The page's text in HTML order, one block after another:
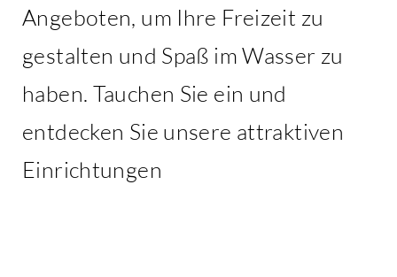
Angeboten, um Ihre Freizeit zu
gestalten und Spaß im Wasser zu
haben. Tauchen Sie ein und
entdecken Sie unsere attraktiven
Einrichtungen